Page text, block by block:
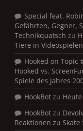
Special feat.
Gefährten, Gegner,
Technikquatsch zu
Tiere in
Hooked on Topic
Hooked vs.
Spiele des Jahres
HookBot zu
HookBot zu
Reaktionen zu